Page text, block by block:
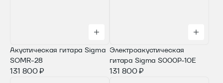
Акустическая гитара Sigma
SOMR-28
131 800 ₽
Электроакустическая
гитара Sigma S000P-10E
131 800 ₽